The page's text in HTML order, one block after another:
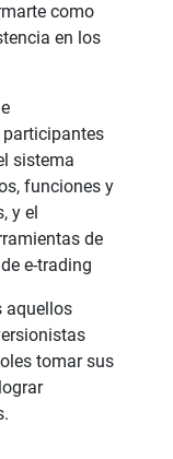
como
en los
sistema
funciones y
y el
de
e-trading
aquellos
tomar sus